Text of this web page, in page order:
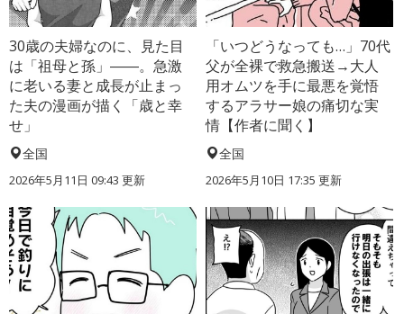
30歳の夫婦なのに、見た目
は「祖母と孫」――。急激
に老いる妻と成長が止まっ
た夫の漫画が描く「歳と幸
せ」
全国
2026年5月11日 09:43 更新
「いつどうなっても…」70代
父が全裸で救急搬送→大人
用オムツを手に最悪を覚悟
するアラサー娘の痛切な実
情【作者に聞く】
全国
2026年5月10日 17:35 更新